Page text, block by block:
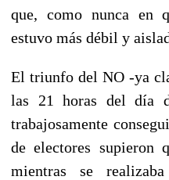
que, como nunca en
estuvo más débil y
El triunfo del NO -ya
las 21 horas del día
trabajosamente
de electores supieron
mientras se